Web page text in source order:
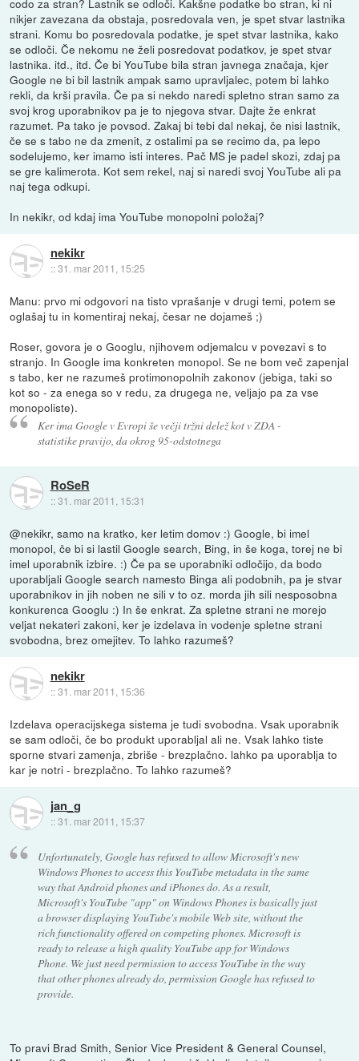
codo za stran? Lastnik se odloči. Kakšne podatke bo stran, ki ni
nikjer zavezana da obstaja, posredovala ven, je spet stvar lastnika
strani. Komu bo posredovala podatke, je spet stvar lastnika, kako
se odloči. Če nekomu ne želi posredovat podatkov, je spet stvar
lastnika. itd., itd. Če bi YouTube bila stran javnega značaja, kjer
Google ne bi bil lastnik ampak samo upravljalec, potem bi lahko
rekli, da krši pravila. Če pa si nekdo naredi spletno stran samo za
svoj krog uporabnikov pa je to njegova stvar. Dajte že enkrat
razumet. Pa tako je povsod. Zakaj bi tebi dal nekaj, če nisi lastnik,
če se s tabo ne da zmenit, z ostalimi pa se recimo da, pa lepo
sodelujemo, ker imamo isti interes. Pač MS je padel skozi, zdaj pa
se gre kalimerota. Kot sem rekel, naj si naredi svoj YouTube ali pa
naj tega odkupi.
In nekikr, od kdaj ima YouTube monopolni položaj?
nekikr
::31. mar 2011, 15:25
Manu: prvo mi odgovori na tisto vprašanje v drugi temi, potem se
oglašaj tu in komentiraj nekaj, česar ne dojameš ;)
Roser, govora je o Googlu, njihovem odjemalcu v povezavi s to
stranjo. In Google ima konkreten monopol. Se ne bom več zapenjal
s tabo, ker ne razumeš protimonopolnih zakonov (jebiga, taki so
kot so - za enega so v redu, za drugega ne, veljajo pa za vse
monopoliste).
Ker ima Google v Evropi še večji tržni delež kot v ZDA -
statistike pravijo, da okrog 95-odstotnega
RoSeR
::31. mar 2011, 15:31
@nekikr, samo na kratko, ker letim domov :) Google, bi imel
monopol, če bi si lastil Google search, Bing, in še koga, torej ne bi
imel uporabnik izbire. :) Če pa se uporabniki odločijo, da bodo
uporabljali Google search namesto Binga ali podobnih, pa je stvar
uporabnikov in jih noben ne sili v to oz. morda jih sili nesposobna
konkurenca Googlu :) In še enkrat. Za spletne strani ne morejo
veljat nekateri zakoni, ker je izdelava in vodenje spletne strani
svobodna, brez omejitev. To lahko razumeš?
nekikr
::31. mar 2011, 15:36
Izdelava operacijskega sistema je tudi svobodna. Vsak uporabnik
se sam odloči, če bo produkt uporabljal ali ne. Vsak lahko tiste
sporne stvari zamenja, zbriše - brezplačno. lahko pa uporablja to
kar je notri - brezplačno. To lahko razumeš?
jan_g
::31. mar 2011, 15:37
Unfortunately, Google has refused to allow Microsoft's new
Windows Phones to access this YouTube metadata in the same
way that Android phones and iPhones do. As a result,
Microsoft's YouTube "app" on Windows Phones is basically just
a browser displaying YouTube's mobile Web site, without the
rich functionality offered on competing phones. Microsoft is
ready to release a high quality YouTube app for Windows
Phone. We just need permission to access YouTube in the way
that other phones already do, permission Google has refused to
provide.
To pravi Brad Smith, Senior Vice President & General Counsel,